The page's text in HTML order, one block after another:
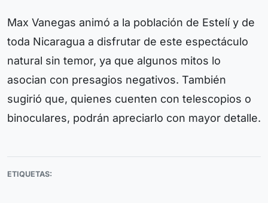
Max Vanegas animó a la población de Estelí y de
toda Nicaragua a disfrutar de este espectáculo
natural sin temor, ya que algunos mitos lo
asocian con presagios negativos. También
sugirió que, quienes cuenten con telescopios o
binoculares, podrán apreciarlo con mayor detalle.
ETIQUETAS: